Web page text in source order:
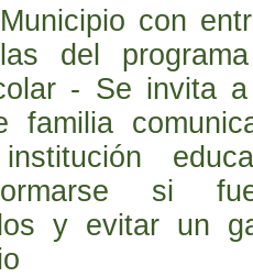
con
del
- Se invita
familia
si
y evitar un